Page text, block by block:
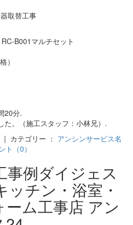
B001マルチセット
）
20分.
た。（施工スタッフ：小林兄）.
カテゴリー ： アンシンサービス名
ト（0）
事例ダイジェス
ッチン・浴室・
ーム工事店 アン